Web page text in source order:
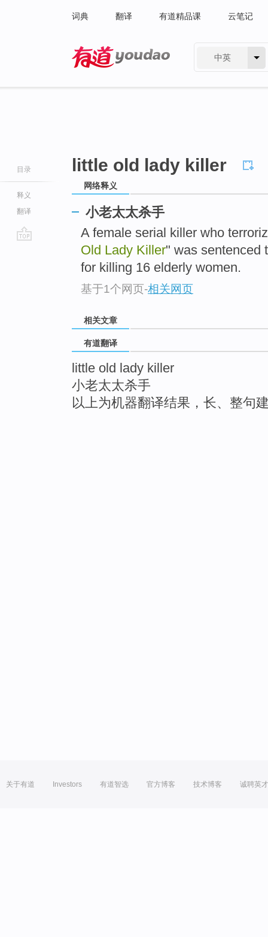
词典 翻译 有道精品课 云笔记
中英
目录
释义
翻译
little old lady killer
网络释义
小老太太杀手
A female serial killer who
Old Lady Killer" was sentenced
for killing 16 elderly women.
基于1个网页-相关网页
相关文章
有道翻译
little old lady killer
小老太太杀手
以上为机器翻译结果，长、整句
关于有道 Investors 有道智选 官方博客 技术博客 诚聘英才